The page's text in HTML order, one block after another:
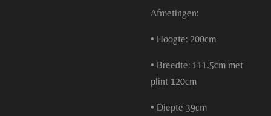
Afmetingen:
• Hoogte: 200cm
• Breedte: 111.5cm met
plint 120cm
• Diepte 39cm